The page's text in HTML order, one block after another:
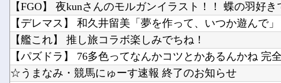
【FGO】 夜kunさんのモルガンイラスト！！ 蝶の羽好き
【デレマス】 和久井留美「夢を作って、いつか遊んで」
【艦これ】 推し旅コラボ楽しみでちね！
☆うまなみ・競馬にゅーす速報 終了のお知らせ